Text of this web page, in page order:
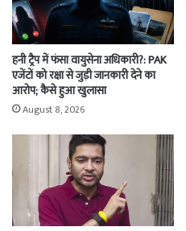
हनी ट्रैप में फंसा वायुसेना अधिकारी?: PAK
एजेंटों को रक्षा से जुड़ी जानकारी देने का
आरोप; कैसे हुआ खुलासा
August 8, 2026